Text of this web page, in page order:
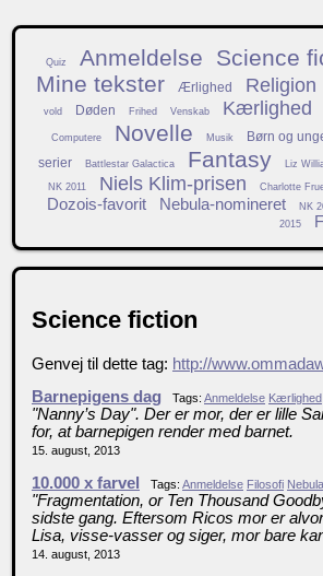
Quiz Anmeldelse
Science
Mine tekster
Ærlighed Religion
vold Døden Frihed Venskab Kærlighed
Computere Novelle Musik
Børn og
serier
Battlestar Galactica Fantasy Liz
NK 2011 Niels Klim-prisen Charlotte
Dozois-favorit Nebula-nomineret
NK
2015
Science fiction
Genvej til dette tag: http://
Barnepigens dag
Tags: Anmeldelse Kærlighed
"Nanny’s Day". Der er mor, der er lille
for, at barnepigen render med barnet.
15. august, 2013
10.000 x farvel Tags: Anmeldelse Filosofi
"Fragmentation, or Ten Thousand
sidste gang. Eftersom Ricos mor er
Lisa, visse-vasser og siger, mor bare
14. august, 2013